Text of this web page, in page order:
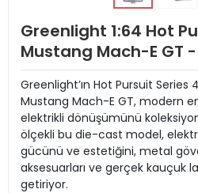
Greenlight 1:64 Hot
Mustang Mach-E GT
Greenlight’ın Hot Pursuit Series
Mustang Mach-E GT, modern
elektrikli dönüşümünü
ölçekli bu die-cast model,
gücünü ve estetiğini, metal
aksesuarları ve gerçek kauçuk
getiriyor.